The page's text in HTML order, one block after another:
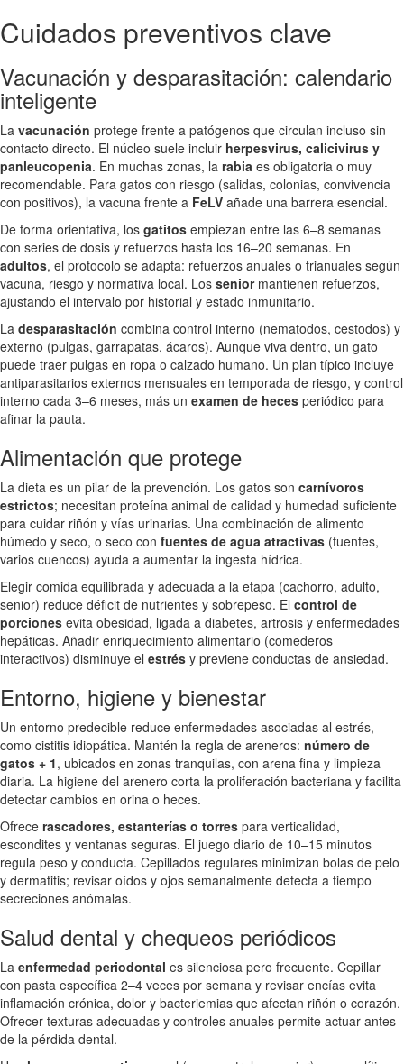
Cuidados preventivos clave
Vacunación y desparasitación: calendario
inteligente
La vacunación protege frente a patógenos que circulan incluso sin
contacto directo. El núcleo suele incluir herpesvirus, calicivirus y
panleucopenia. En muchas zonas, la rabia es obligatoria o muy
recomendable. Para gatos con riesgo (salidas, colonias, convivencia
con positivos), la vacuna frente a FeLV añade una barrera esencial.
De forma orientativa, los gatitos empiezan entre las 6–8 semanas
con series de dosis y refuerzos hasta los 16–20 semanas. En
adultos, el protocolo se adapta: refuerzos anuales o trianuales según
vacuna, riesgo y normativa local. Los seniormantienen refuerzos,
ajustando el intervalo por historial y estado inmunitario.
La desparasitación combina control interno (nematodos, cestodos) y
externo (pulgas, garrapatas, ácaros). Aunque viva dentro, un gato
puede traer pulgas en ropa o calzado humano. Un plan típico incluye
antiparasitarios externos mensuales en temporada de riesgo, y control
interno cada 3–6 meses, más un examen de heces periódico para
afinar la pauta.
Alimentación que protege
La dieta es un pilar de la prevención. Los gatos son carnívoros
estrictos; necesitan proteína animal de calidad y humedad suficiente
para cuidar riñón y vías urinarias. Una combinación de alimento
húmedo y seco, o seco con fuentes de agua atractivas (fuentes,
varios cuencos) ayuda a aumentar la ingesta hídrica.
Elegir comida equilibrada y adecuada a la etapa (cachorro, adulto,
senior) reduce déficit de nutrientes y sobrepeso. El control de
porciones evita obesidad, ligada a diabetes, artrosis y enfermedades
hepáticas. Añadir enriquecimiento alimentario (comederos
interactivos) disminuye el estrés y previene conductas de ansiedad.
Entorno, higiene y bienestar
Un entorno predecible reduce enfermedades asociadas al estrés,
como cistitis idiopática. Mantén la regla de areneros: número de
gatos + 1, ubicados en zonas tranquilas, con arena fina y limpieza
diaria. La higiene del arenero corta la proliferación bacteriana y facilita
detectar cambios en orina o heces.
Ofrece rascadores, estanterías o torres para verticalidad,
escondites y ventanas seguras. El juego diario de 10–15 minutos
regula peso y conducta. Cepillados regulares minimizan bolas de pelo
y dermatitis; revisar oídos y ojos semanalmente detecta a tiempo
secreciones anómalas.
Salud dental y chequeos periódicos
La enfermedad periodontal es silenciosa pero frecuente. Cepillar
con pasta específica 2–4 veces por semana y revisar encías evita
inflamación crónica, dolor y bacteriemias que afectan riñón o corazón.
Ofrecer texturas adecuadas y controles anuales permite actuar antes
de la pérdida dental.